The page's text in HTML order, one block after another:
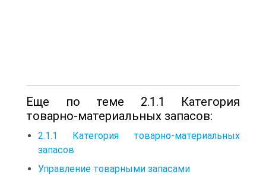
Еще по теме 2.1.1 Категория
товарно-материальных запасов:
2.1.1 Категория товарно-материальных
запасов
Управление товарными запасами